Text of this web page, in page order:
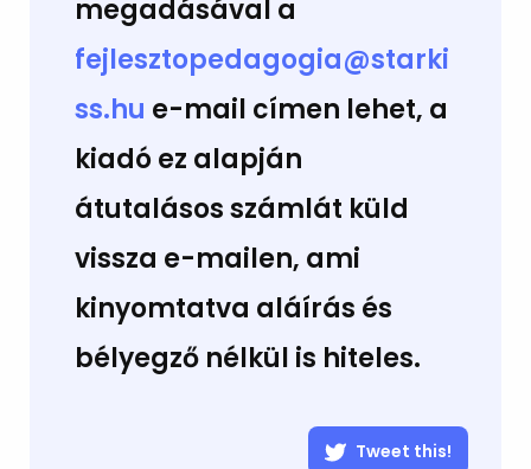
megadásával a
fejlesztopedagogia@starki
ss.hu e-mail címen lehet, a
kiadó ez alapján
átutalásos számlát küld
vissza e-mailen, ami
kinyomtatva aláírás és
bélyegző nélkül is hiteles.
Tweet this!